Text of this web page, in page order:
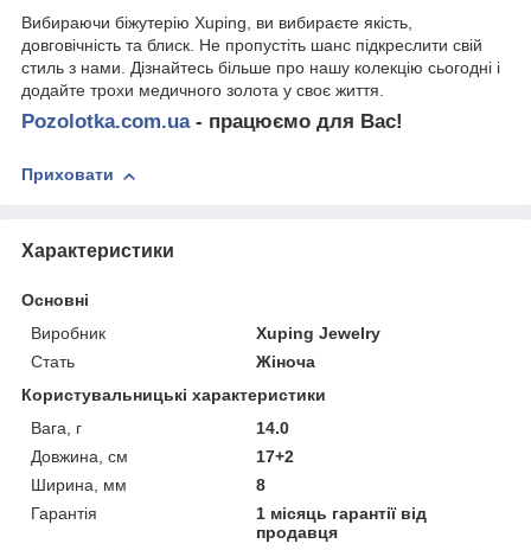
Вибираючи біжутерію Xuping, ви вибираєте якість,
довговічність та блиск. Не пропустіть шанс підкреслити свій
стиль з нами. Дізнайтесь більше про нашу колекцію сьогодні і
додайте трохи медичного золота у своє життя.
Pozolotka.com.ua- працюємо для Вас!
Приховати
Характеристики
Основні
Виробник
Xuping Jewelry
Стать
Жіноча
Користувальницькі характеристики
Вага, г
14.0
Довжина, см
17+2
Ширина, мм
8
Гарантія
1 місяць гарантії від
продавця